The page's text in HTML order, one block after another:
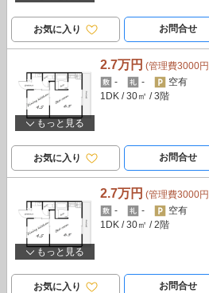
お気に入り お問合せ
もっと見る
2.7万円 (管理費3000
-
-
空有
1DK / 30㎡ / 3階
お気に入り お問合せ
もっと見る
2.7万円 (管理費3000
-
-
空有
1DK / 30㎡ / 2階
お気に入り お問合せ